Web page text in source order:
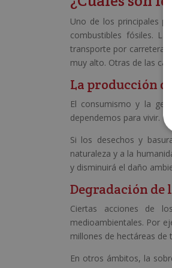
Uno de los principales
combustibles fósiles.
transporte por carretera.
muy alto. Otras de las
La producción
El consumismo y la
dependemos para vivir.
Si los desechos y
naturaleza y a la
y disminuirá el daño
Degradación de
Ciertas acciones de
medioambientales. Por
millones de hectáreas de
En otros ámbitos, la